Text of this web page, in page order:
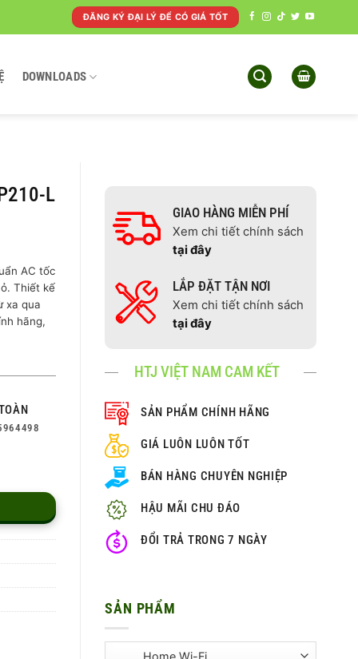
ĐĂNG KÝ ĐẠI LÝ ĐỂ CÓ GIÁ TỐT
DOWNLOADS
GIAO HÀNG MIỄN PHÍ
Xem chi tiết chính sách
tại đây
LẮP ĐẶT TẬN NƠI
Xem chi tiết chính sách
tại đây
HTJ VIỆT NAM CAM KẾT
SẢN PHẨM CHÍNH HÃNG
GIÁ LUÔN LUÔN TỐT
BÁN HÀNG CHUYÊN NGHIỆP
HẬU MÃI CHU ĐÁO
ĐỔI TRẢ TRONG 7 NGÀY
SẢN PHẨM
L
AC tốc
Thiết kế
xa qua
hãng,